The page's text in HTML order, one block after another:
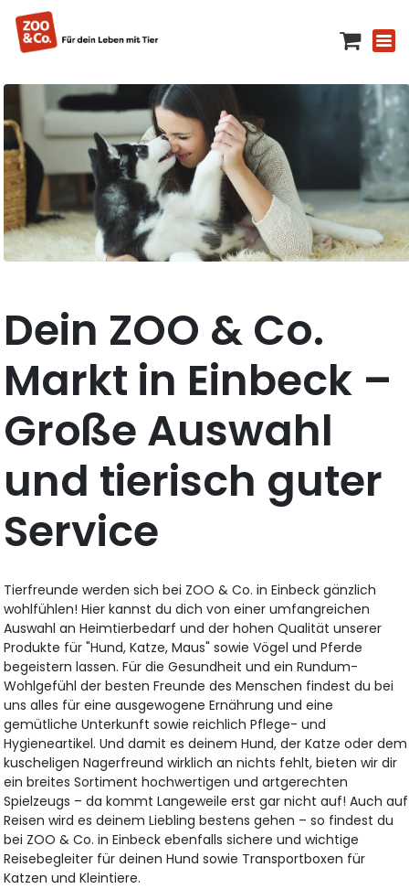
Dein ZOO & Co.
Markt in Einbeck –
Große Auswahl
und tierisch guter
Service
Tierfreunde werden sich bei ZOO & Co. in Einbeck gänzlich
wohlfühlen! Hier kannst du dich von einer umfangreichen
Auswahl an Heimtierbedarf und der hohen Qualität unserer
Produkte für "Hund, Katze, Maus" sowie Vögel und Pferde
begeistern lassen. Für die Gesundheit und ein Rundum-
Wohlgefühl der besten Freunde des Menschen findest du bei
uns alles für eine ausgewogene Ernährung und eine
gemütliche Unterkunft sowie reichlich Pflege- und
Hygieneartikel. Und damit es deinem Hund, der Katze oder dem
kuscheligen Nagerfreund wirklich an nichts fehlt, bieten wir dir
ein breites Sortiment hochwertigen und artgerechten
Spielzeugs – da kommt Langeweile erst gar nicht auf! Auch auf
Reisen wird es deinem Liebling bestens gehen – so findest du
bei ZOO & Co. in Einbeck ebenfalls sichere und wichtige
Reisebegleiter für deinen Hund sowie Transportboxen für
Katzen und Kleintiere.